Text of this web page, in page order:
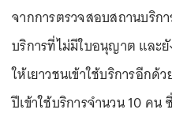
จากการตรวจสอบสถานบริก
บริการที่ไม่มีใบอนุญาต และ
ให้เยาวชนเข้าใช้บริการอีกด้
ปีเข้าใช้บริการจำนวน 10 คน